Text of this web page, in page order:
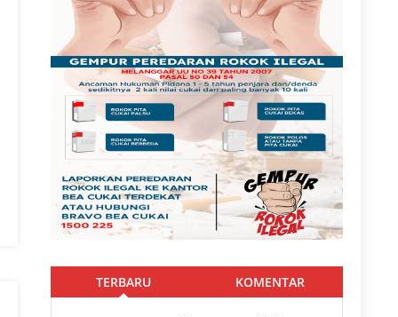
Nasional
TERBARU KOMENTAR